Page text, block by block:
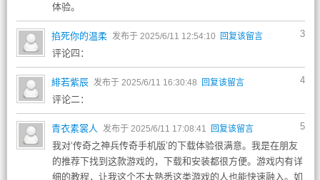
体验。
3
掐死你的温柔 发布于 2025/6/11 12:54:10 回复该留言
评论四：
4
緋若紫辰 发布于 2025/6/11 16:30:48 回复该留言
评论二：
5
青衣素裳人 发布于 2025/6/11 17:08:41 回复该留言
我对‘传奇之神兵传奇手机版’的下载体验很满意。我是在朋友
的推荐下找到这款游戏的，下载和安装都很方便。游戏内有详
细的教程，让我这个不太熟悉这类游戏的人也能快速融入。如